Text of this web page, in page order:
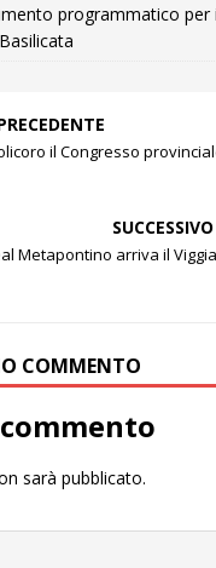
programmatico per
il Congresso
SUCCESSIVO
Metapontino arriva il
COMMENTO
sarà pubblicato.